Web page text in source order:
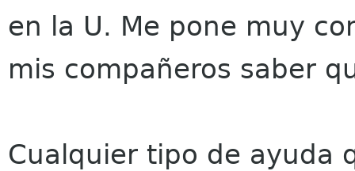
en la U. Me pone muy
mis compañeros saber
Cualquier tipo de ayuda